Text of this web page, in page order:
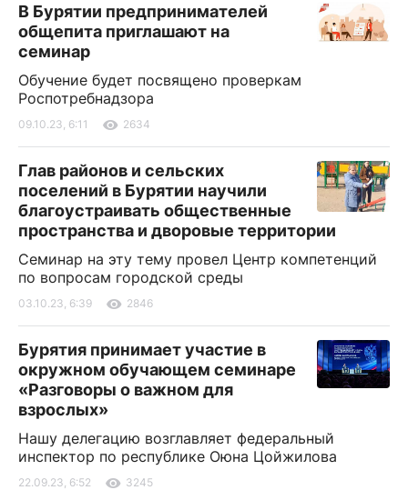
В Бурятии предпринимателей
общепита приглашают на
семинар
Обучение будет посвящено проверкам
Роспотребнадзора
09.10.23, 6:11 2634
Глав районов и сельских
поселений в Бурятии научили
благоустраивать общественные
пространства и дворовые территории
Семинар на эту тему провел Центр компетенций
по вопросам городской среды
03.10.23, 6:39 2846
Бурятия принимает участие в
окружном обучающем семинаре
«Разговоры о важном для
взрослых»
Нашу делегацию возглавляет федеральный
инспектор по республике Оюна Цойжилова
22.09.23, 6:52 3245